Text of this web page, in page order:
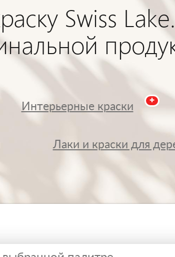
Swiss
Интерьерные краски
✚
Лаки и краски для